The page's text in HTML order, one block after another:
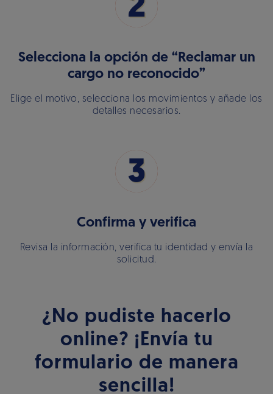
Selecciona la opción de “Reclamar un
cargo no reconocido”
Elige el motivo, selecciona los movimientos y añade los
detalles necesarios.
Confirma y verifica
Revisa la información, verifica tu identidad y envía la
solicitud.
¿No pudiste hacerlo
online? ¡Envía tu
formulario de manera
sencilla!